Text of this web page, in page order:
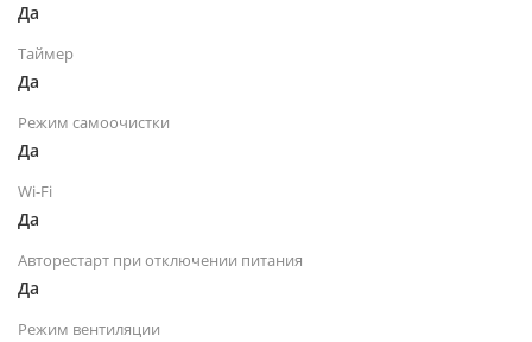
Да
Таймер
Да
Режим самоочистки
Да
Wi-Fi
Да
Авторестарт при отключении питания
Да
Режим вентиляции